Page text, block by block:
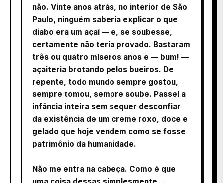
não. Vinte anos atrás, no interior de São
Paulo, ninguém saberia explicar o que
diabo era um açaí — e, se soubesse,
certamente não teria provado. Bastaram
três ou quatro míseros anos e — bum! —
açaiteria brotando pelos bueiros. De
repente, todo mundo sempre gostou,
sempre tomou, sempre soube. Passei a
infância inteira sem sequer desconfiar
da existência de um creme roxo, doce e
gelado que hoje vendem como se fosse
patrimônio da humanidade.
Não me entra na cabeça. Como é que